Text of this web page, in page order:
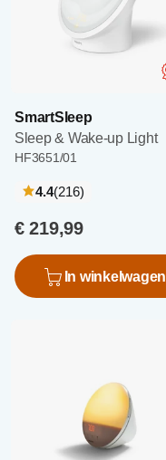
SmartSleep
Sleep & Wake-up Light
HF3651/01
4.4(216recensies
)
€ 219,99
In winkelwagen